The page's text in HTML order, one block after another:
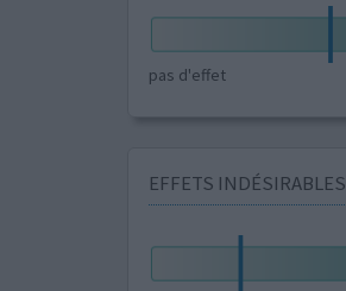
pas d'effet
EFFETS INDÉSIRABLES